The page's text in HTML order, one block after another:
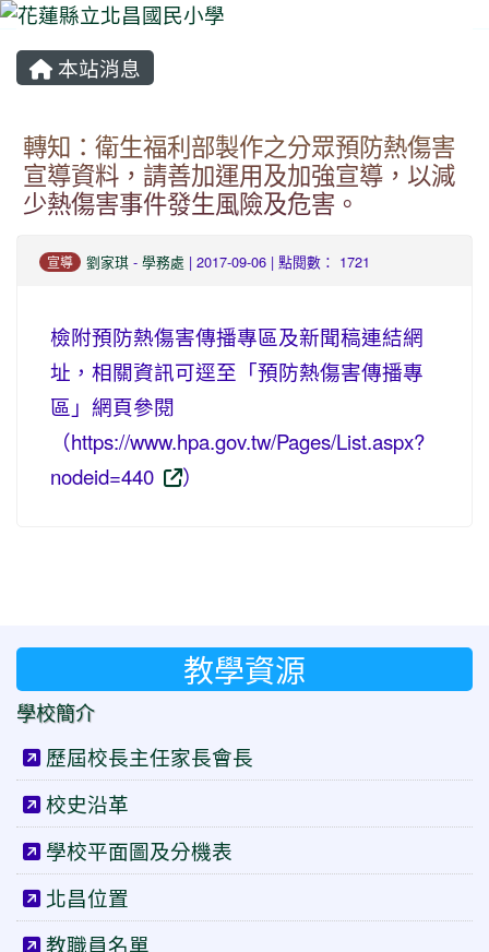
本站消息
轉知：衛生福利部製作之分眾預防熱傷害
宣導資料，請善加運用及加強宣導，以減
少熱傷害事件發生風險及危害。
宣導 劉家琪 - 學務處 | 2017-09-06 | 點閱數： 1721
檢附預防熱傷害傳播專區及新聞稿連結網
址，相關資訊可逕至「預防熱傷害傳播專
區」網頁參閱
（https://www.hpa.gov.tw/Pages/List.aspx?
nodeid=440
）
教學資源
學校簡介
歷屆校長主任家長會長
校史沿革
學校平面圖及分機表
北昌位置
教職員名單